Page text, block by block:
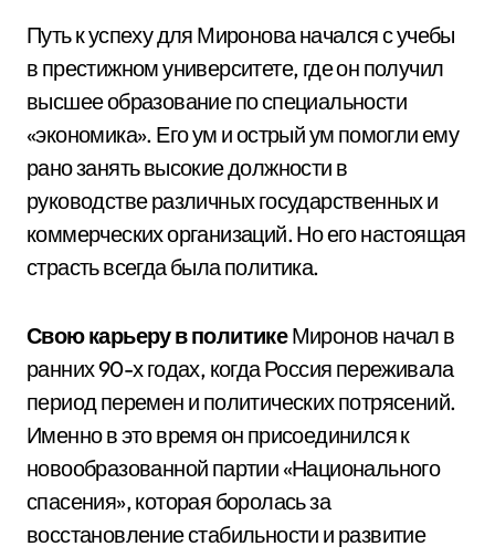
Путь к успеху для Миронова начался с учебы
в престижном университете, где он получил
высшее образование по специальности
«экономика». Его ум и острый ум помогли ему
рано занять высокие должности в
руководстве различных государственных и
коммерческих организаций. Но его настоящая
страсть всегда была политика.
Свою карьеру в политикеМиронов начал в
ранних 90-х годах, когда Россия переживала
период перемен и политических потрясений.
Именно в это время он присоединился к
новообразованной партии «Национального
спасения», которая боролась за
восстановление стабильности и развитие